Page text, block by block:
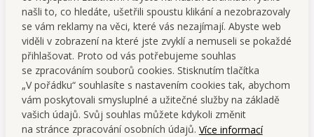
našli to, co hledáte, ušetřili spoustu klikání a nezobrazovaly
se vám reklamy na věci, které vás nezajímají. Abyste web
viděli v zobrazení na které jste zvyklí a nemuseli se pokaždé
přihlašovat. Proto od vás potřebujeme souhlas
se zpracováním souborů cookies. Stisknutím tlačítka
„V pořádku“ souhlasíte s nastavením cookies tak, abychom
vám poskytovali smysluplné a užitečné služby na základě
vašich údajů. Svůj souhlas můžete kdykoli změnit
na stránce zpracování osobních údajů. Více informací
vera, MIRAGE NOIR, 320 ml
1 x přírodníšetrné zvláčňující mýdlo s glycerinem a
Aloe vera, MIRAGE NOIR, 320 ml
1x2v1 oboustranný masážní kartáčna mytí, přírodní
štětinky & dřevěné hroty, 42 cm
1xtransparentní sáčekna zabalení sady